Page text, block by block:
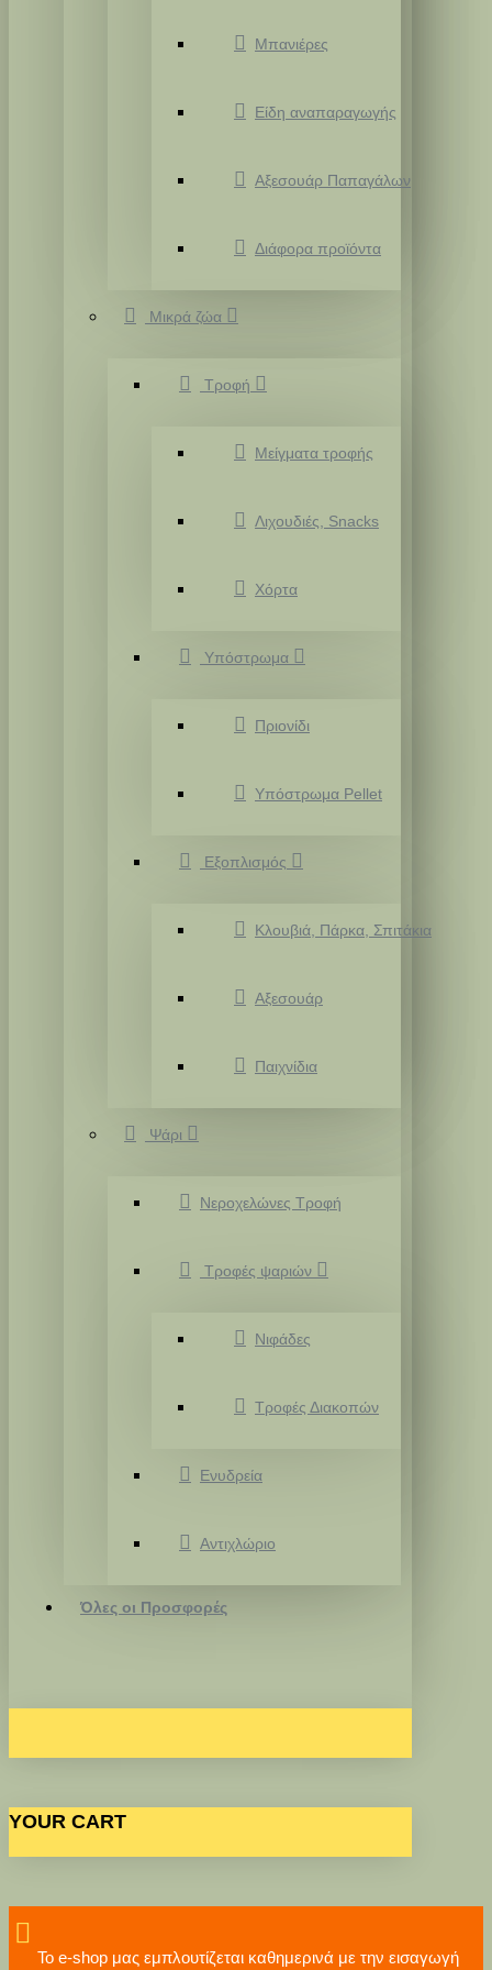
Μπανιέρες
Είδη αναπαραγωγής
Αξεσουάρ Παπαγάλων
Διάφορα προϊόντα
Μικρά ζώα
Τροφή
Μείγματα τροφής
Λιχουδιές, Snacks
Χόρτα
Υπόστρωμα
Πριονίδι
Υπόστρωμα Pellet
Εξοπλισμός
Κλουβιά, Πάρκα, Σπιτάκια
Αξεσουάρ
Παιχνίδια
Ψάρι
Νεροχελώνες Τροφή
Τροφές ψαριών
Νιφάδες
Τροφές Διακοπών
Ενυδρεία
Αντιχλώριο
Όλες οι Προσφορές
YOUR CART
Το e-shop μας εμπλουτίζεται καθημερινά με την εισαγωγή